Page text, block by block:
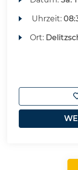
Uhrzeit:
Ort: